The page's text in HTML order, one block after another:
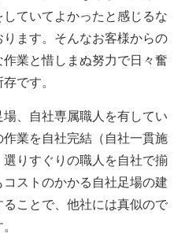
ていてよかったと感じるな
ます。そんなお客様からの
業と惜しまぬ努力で日々奮
です。
、自社専属職人を有してい
業を自社完結（自社一貫施
りすぐりの職人を自社で揃
ストのかかる自社足場の建
ことで、他社には真似ので